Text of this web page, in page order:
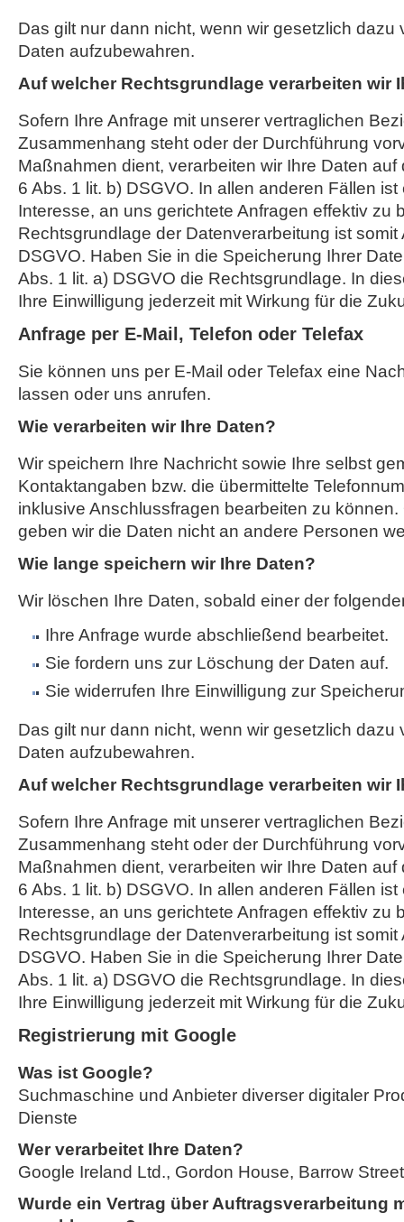
Das gilt nur dann nicht, wenn wir gesetzlich dazu
Daten aufzubewahren.
Auf welcher Rechtsgrundlage verarbeiten wir
Sofern Ihre Anfrage mit unserer vertraglichen
Zusammenhang steht oder der Durchführung
Maßnahmen dient, verarbeiten wir Ihre Daten auf
6 Abs. 1 lit. b) DSGVO. In allen anderen Fällen
Interesse, an uns gerichtete Anfragen effektiv zu
Rechtsgrundlage der Datenverarbeitung ist somit
DSGVO. Haben Sie in die Speicherung Ihrer
Abs. 1 lit. a) DSGVO die Rechtsgrundlage. In
Ihre Einwilligung jederzeit mit Wirkung für die
Anfrage per E-Mail, Telefon oder Telefax
Sie können uns per E-Mail oder Telefax eine
lassen oder uns anrufen.
Wie verarbeiten wir Ihre Daten?
Wir speichern Ihre Nachricht sowie Ihre selbst
Kontaktangaben bzw. die übermittelte
inklusive Anschlussfragen bearbeiten zu
geben wir die Daten nicht an andere Personen
Wie lange speichern wir Ihre Daten?
Wir löschen Ihre Daten, sobald einer der
Ihre Anfrage wurde abschließend bearbeitet.
Sie fordern uns zur Löschung der Daten auf.
Sie widerrufen Ihre Einwilligung zur
Das gilt nur dann nicht, wenn wir gesetzlich dazu
Daten aufzubewahren.
Auf welcher Rechtsgrundlage verarbeiten wir
Sofern Ihre Anfrage mit unserer vertraglichen
Zusammenhang steht oder der Durchführung
Maßnahmen dient, verarbeiten wir Ihre Daten auf
6 Abs. 1 lit. b) DSGVO. In allen anderen Fällen
Interesse, an uns gerichtete Anfragen effektiv zu
Rechtsgrundlage der Datenverarbeitung ist somit
DSGVO. Haben Sie in die Speicherung Ihrer
Abs. 1 lit. a) DSGVO die Rechtsgrundlage. In
Ihre Einwilligung jederzeit mit Wirkung für die
Registrierung mit Google
Was ist Google?
Suchmaschine und Anbieter diverser digitaler
Dienste
Wer verarbeitet Ihre Daten?
Google Ireland Ltd., Gordon House, Barrow
Wurde ein Vertrag über Auftragsverarbeitung